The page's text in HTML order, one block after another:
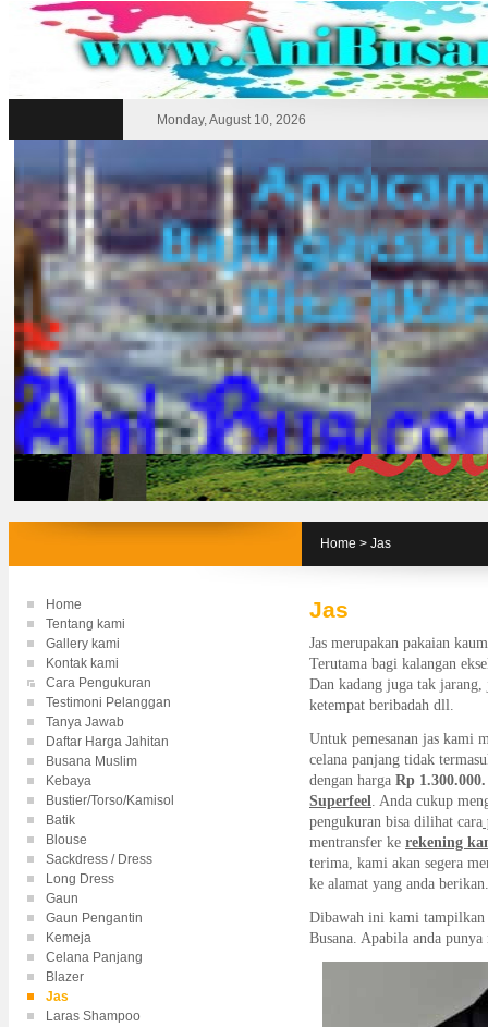
Monday, August 10, 2026
Home > Jas
Home
Tentang kami
Gallery kami
Kontak kami
Cara Pengukuran
Testimoni Pelanggan
Tanya Jawab
Daftar Harga Jahitan
Busana Muslim
Kebaya
Bustier/Torso/Kamisol
Batik
Blouse
Sackdress / Dress
Long Dress
Gaun
Gaun Pengantin
Kemeja
Celana Panjang
Blazer
Jas
Laras Shampoo
Jas
Jas merupakan pakaian
Terutama bagi kalangan
Dan kadang juga tak jarang,
ketempat beribadah dll.
Untuk pemesanan jas kami
celana panjang tidak
dengan harga Rp
Superfeel. Anda cukup
pengukuran bisa dilihat cara
mentransfer ke rekening
terima, kami akan segera
ke alamat yang anda berikan.
Dibawah ini kami tampilkan
Busana. Apabila anda